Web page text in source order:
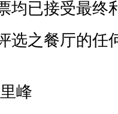
均已接受最终
选之餐厅的任
峰